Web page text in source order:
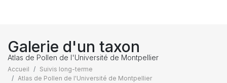
Galerie d'un taxon
Atlas de Pollen de l'Université de Montpellier
Accueil
Suivis long-terme
Atlas de Pollen de l'Université de Montpellier